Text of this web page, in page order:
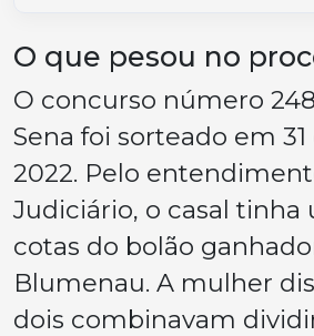
O que pesou no
O concurso número
Sena foi sorteado em
2022. Pelo
Judiciário, o casal tinha
cotas do bolão
Blumenau. A mulher
dois combinavam